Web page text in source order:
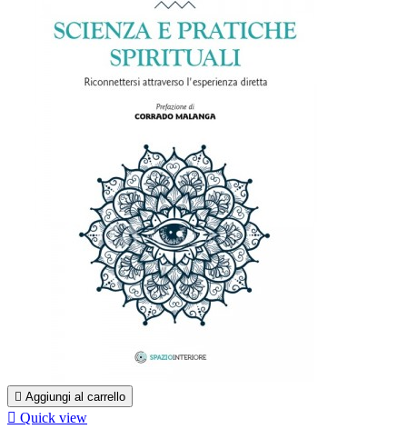
 Aggiungi al carrello
 Quick view